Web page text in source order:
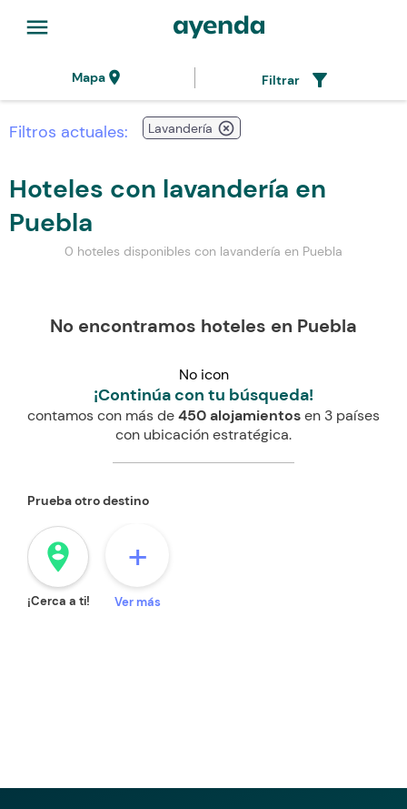
menu
Mapalocation_on Filtrar filter_alt
Filtros actuales: Lavandería highlight_off
Hoteles con lavandería en
Puebla
0 hoteles disponibles con lavandería en Puebla
No encontramos hoteles en Puebla
No icon
¡Continúa con tu búsqueda!
contamos con más de450 alojamientosen 3 países
con ubicación estratégica.
Prueba otro destino
person_pin_circle
¡Cerca a ti!
+
Ver más